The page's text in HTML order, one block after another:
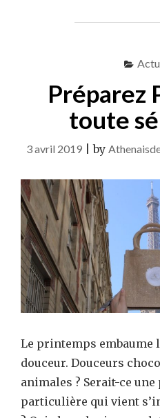
Préparez
toute
3 avril 2019|by
Le printemps embaume
douceur. Douceurs
animales ? Serait-ce
particulière qui vient